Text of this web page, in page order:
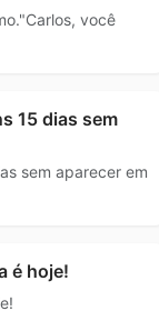
você
15 dias sem
sem aparecer em
é hoje!